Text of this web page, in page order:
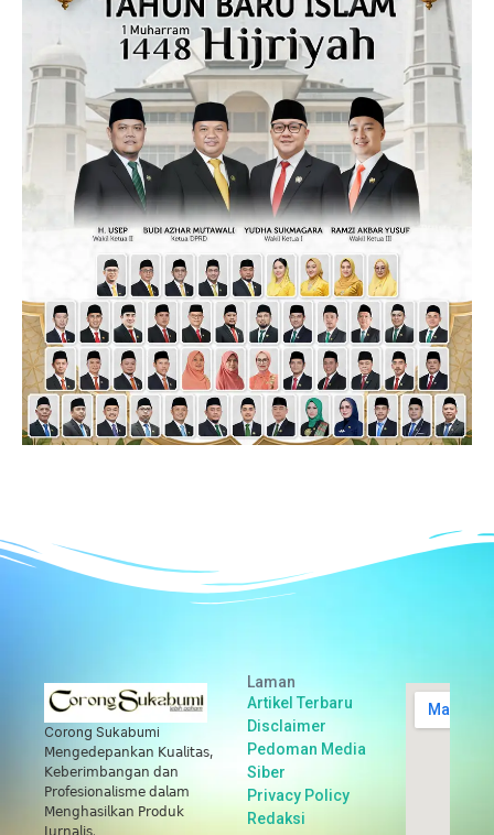
Corong Sukabumi
𝖬𝖾𝗇𝗀𝖾𝖽𝖾𝗉𝖺𝗇𝗄𝖺𝗇 𝖪𝗎𝖺𝗅𝗂𝗍𝖺𝗌,
𝖪𝖾𝖻𝖾𝗋𝗂𝗆𝖻𝖺𝗇𝗀𝖺𝗇 𝖽𝖺𝗇
𝖯𝗋𝗈𝖿𝖾𝗌𝗂𝗈𝗇𝖺𝗅𝗂𝗌𝗆𝖾 𝖽𝖺𝗅𝖺𝗆
𝖬𝖾𝗇𝗀𝗁𝖺𝗌𝗂𝗅𝗄𝖺𝗇 𝖯𝗋𝗈𝖽𝗎𝗄
𝖩𝗎𝗋𝗇𝖺𝗅𝗂𝗌.
Laman
Artikel Terbaru
Disclaimer
Pedoman Media
Siber
Privacy Policy
Redaksi